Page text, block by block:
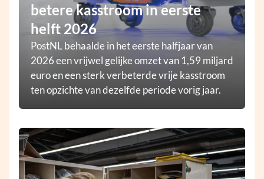
betere kasstroom in eerste
helft 2026
PostNL behaalde in het eerste halfjaar van
2026 een vrijwel gelijke omzet van 1,59 miljard
euro en een sterk verbeterde vrije kasstroom
ten opzichte van dezelfde periode vorig jaar.